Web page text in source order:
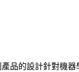
品的設計針對機器